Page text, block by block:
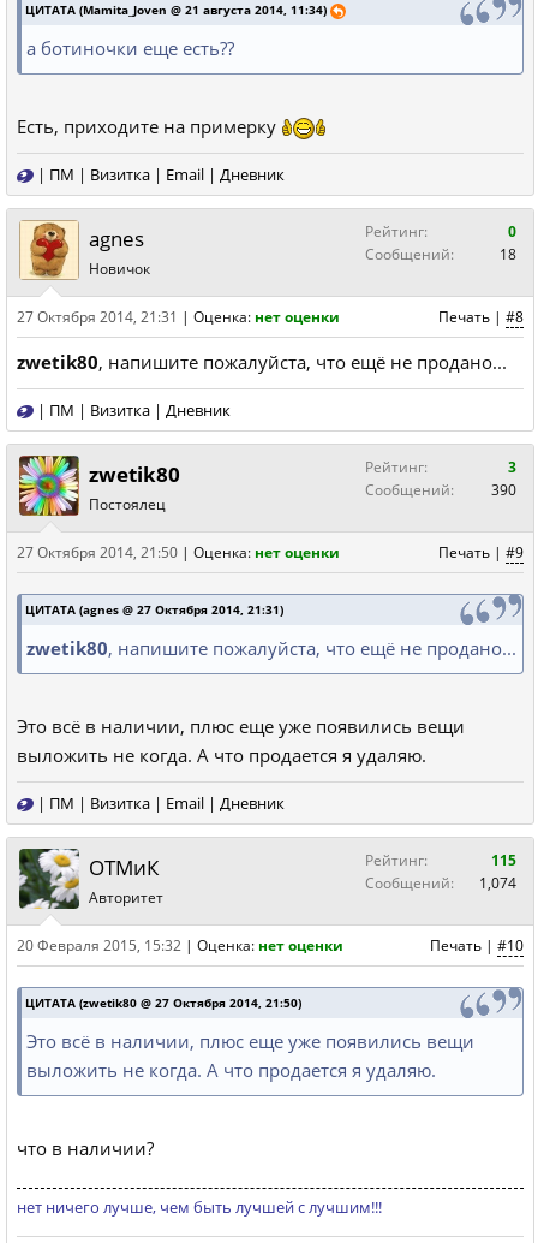
ЦИТАТА (Mamita_Joven @ 21 августа 2014, 11:34)
а ботиночки еще есть??
Есть, приходите на примерку
| ПМ | Визитка | Email | Дневник
agnes
Новичок
Рейтинг:
0
Сообщений:
18
Печать | #8
27 Октября 2014, 21:31 | Оценка: нет оценки
zwetik80, напишите пожалуйста, что ещё не продано...
| ПМ | Визитка | Дневник
zwetik80
Постоялец
Рейтинг:
3
Сообщений:
390
Печать | #9
27 Октября 2014, 21:50 | Оценка: нет оценки
ЦИТАТА (agnes @ 27 Октября 2014, 21:31)
zwetik80, напишите пожалуйста, что ещё не продано...
Это всё в наличии, плюс еще уже появились вещи
выложить не когда. А что продается я удаляю.
| ПМ | Визитка | Email | Дневник
ОТМиК
Авторитет
Рейтинг:
115
Сообщений:
1,074
Печать | #10
20 Февраля 2015, 15:32 | Оценка: нет оценки
ЦИТАТА (zwetik80 @ 27 Октября 2014, 21:50)
Это всё в наличии, плюс еще уже появились вещи
выложить не когда. А что продается я удаляю.
что в наличии?
нет ничего лучше, чем быть лучшей с лучшим!!!